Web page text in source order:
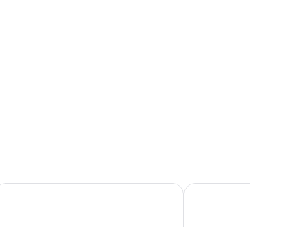
Unione Albergo Svizzero